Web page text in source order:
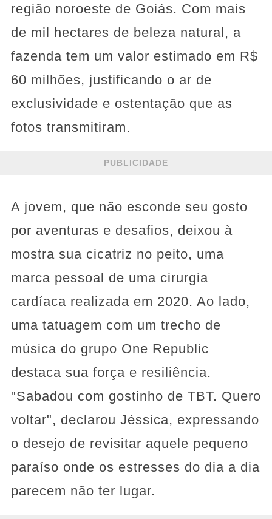
região noroeste de Goiás. Com mais
de mil hectares de beleza natural, a
fazenda tem um valor estimado em R$
60 milhões, justificando o ar de
exclusividade e ostentação que as
fotos transmitiram.
PUBLICIDADE
A jovem, que não esconde seu gosto
por aventuras e desafios, deixou à
mostra sua cicatriz no peito, uma
marca pessoal de uma cirurgia
cardíaca realizada em 2020. Ao lado,
uma tatuagem com um trecho de
música do grupo One Republic
destaca sua força e resiliência.
"Sabadou com gostinho de TBT. Quero
voltar", declarou Jéssica, expressando
o desejo de revisitar aquele pequeno
paraíso onde os estresses do dia a dia
parecem não ter lugar.